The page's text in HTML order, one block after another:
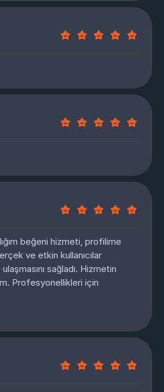
beğeni hizmeti, profilime
ve etkin kullanıcılar
sağladı. Hizmetin
Profesyonellikleri için